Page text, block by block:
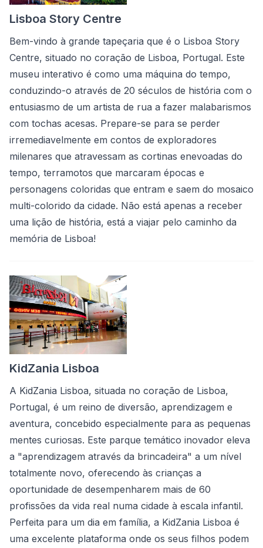
Lisboa Story Centre
Bem-vindo à grande tapeçaria que é o Lisboa Story
Centre, situado no coração de Lisboa, Portugal. Este
museu interativo é como uma máquina do tempo,
conduzindo-o através de 20 séculos de história com o
entusiasmo de um artista de rua a fazer malabarismos
com tochas acesas. Prepare-se para se perder
irremediavelmente em contos de exploradores
milenares que atravessam as cortinas enevoadas do
tempo, terramotos que marcaram épocas e
personagens coloridas que entram e saem do mosaico
multi-colorido da cidade. Não está apenas a receber
uma lição de história, está a viajar pelo caminho da
memória de Lisboa!
KidZania Lisboa
A KidZania Lisboa, situada no coração de Lisboa,
Portugal, é um reino de diversão, aprendizagem e
aventura, concebido especialmente para as pequenas
mentes curiosas. Este parque temático inovador eleva
a "aprendizagem através da brincadeira" a um nível
totalmente novo, oferecendo às crianças a
oportunidade de desempenharem mais de 60
profissões da vida real numa cidade à escala infantil.
Perfeita para um dia em família, a KidZania Lisboa é
uma excelente plataforma onde os seus filhos podem